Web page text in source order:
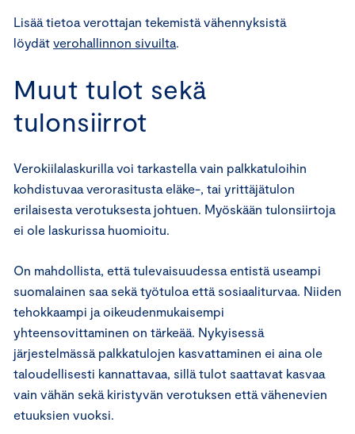
Lisää tietoa verottajan tekemistä vähennyksistä
löydät verohallinnon sivuilta.
Muut tulot sekä
tulonsiirrot
Verokiilalaskurilla voi tarkastella vain palkkatuloihin
kohdistuvaa verorasitusta eläke-, tai yrittäjätulon
erilaisesta verotuksesta johtuen. Myöskään tulonsiirtoja
ei ole laskurissa huomioitu.
On mahdollista, että tulevaisuudessa entistä useampi
suomalainen saa sekä työtuloa että sosiaaliturvaa. Niiden
tehokkaampi ja oikeudenmukaisempi
yhteensovittaminen on tärkeää. Nykyisessä
järjestelmässä palkkatulojen kasvattaminen ei aina ole
taloudellisesti kannattavaa, sillä tulot saattavat kasvaa
vain vähän sekä kiristyvän verotuksen että vähenevien
etuuksien vuoksi.